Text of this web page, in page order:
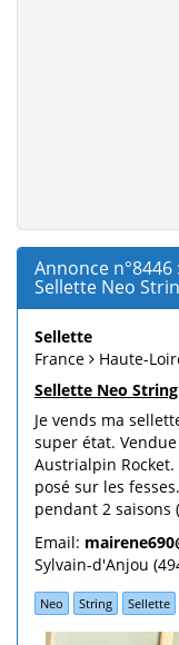
Annonce
Sellette Neo
Sellette
France
Haute-
Sellette Neo
Je vends ma
super état.
Austrialpin
posé sur les
pendant 2
Email:
Sylvain-d'Anjou
Neo String Sellette